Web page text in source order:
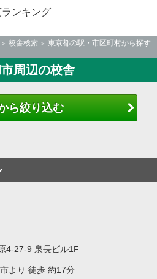
ンキング
校舎検索
東京都の駅・市区町村から探す
周辺の校舎
ら絞り込む
4-27-9 泉長ビル1F
より 徒歩 約17分